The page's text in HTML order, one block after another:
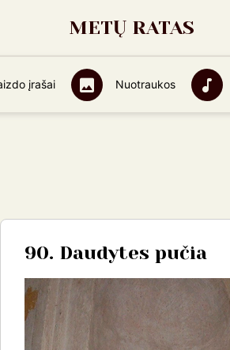
METŲ RATAS
įrašai Nuotraukos
90. Daudytes pučia